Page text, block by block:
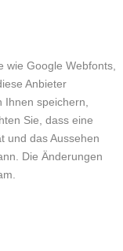
wie Google Webfonts,
Anbieter
speichern,
Sie, dass eine
und das Aussehen
Die Änderungen